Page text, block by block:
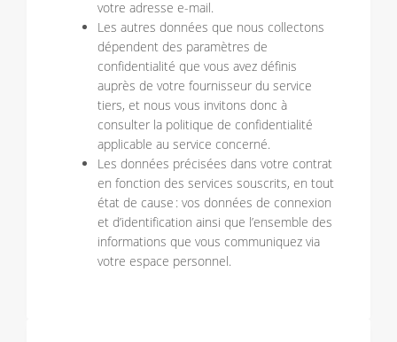
votre adresse e-mail.
Les autres données que nous collectons
dépendent des paramètres de
confidentialité que vous avez définis
auprès de votre fournisseur du service
tiers, et nous vous invitons donc à
consulter la politique de confidentialité
applicable au service concerné.
Les données précisées dans votre contrat
en fonction des services souscrits, en tout
état de cause : vos données de connexion
et d’identification ainsi que l’ensemble des
informations que vous communiquez via
votre espace personnel.